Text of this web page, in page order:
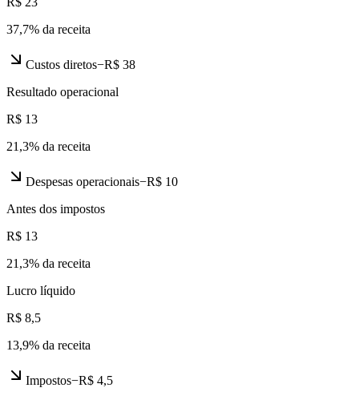
37,7% da receita
Custos diretos−R$ 38
Resultado operacional
R$ 13
21,3% da receita
Despesas operacionais−R$ 10
Antes dos impostos
R$ 13
21,3% da receita
Lucro líquido
R$ 8,5
13,9% da receita
Impostos−R$ 4,5